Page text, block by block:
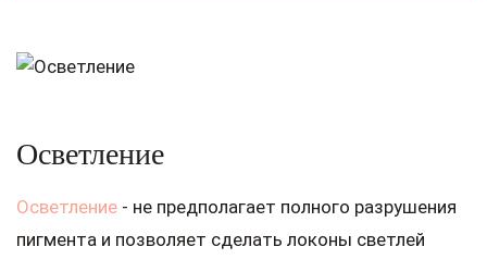
Осветление
Осветление - не предполагает полного разрушения
пигмента и позволяет сделать локоны светлей